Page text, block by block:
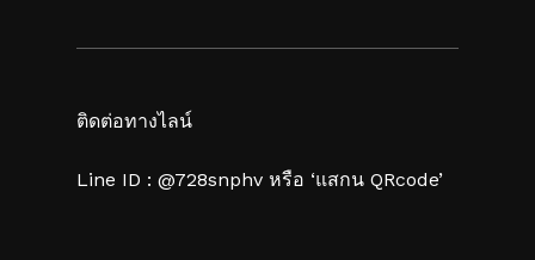
ติดต่อทางไลน์
Line ID : @728snphv หรือ ‘แสกน QRcode’